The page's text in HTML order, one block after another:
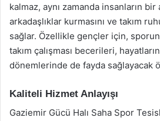
kalmaz, aynı zamanda insanların
arkadaşlıklar kurmasını ve takım
sağlar. Özellikle gençler için,
takım çalışması becerileri,
dönemlerinde de fayda sağlayacak
Kaliteli Hizmet Anlayışı
Gaziemir Gücü Halı Saha Spor